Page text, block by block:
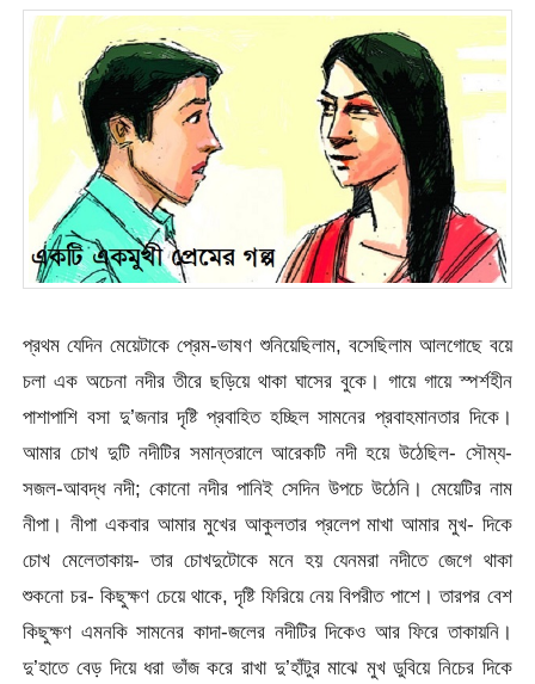
প্রথম যেদিন মেয়েটাকে প্রেম-ভাষণ শুনিয়েছিলাম, বসেছিলাম আলগোছে বয়ে
চলা এক অচেনা নদীর তীরে ছড়িয়ে থাকা ঘাসের বুকে। গায়ে গায়ে স্পর্শহীন
পাশাপাশি বসা দু’জনার দৃষ্টি প্রবাহিত হচ্ছিল সামনের প্রবাহমানতার দিকে।
আমার চোখ দুটি নদীটির সমান্তরালে আরেকটি নদী হয়ে উঠেছিল- সৌম্য-
সজল-আবদ্ধ নদী; কোনো নদীর পানিই সেদিন উপচে উঠেনি। মেয়েটির নাম
নীপা। নীপা একবার আমার মুখের আকুলতার প্রলেপ মাখা আমার মুখ- দিকে
চোখ মেলেতাকায়- তার চোখদুটোকে মনে হয় যেনমরা নদীতে জেগে থাকা
শুকনো চর- কিছুক্ষণ চেয়ে থাকে, দৃষ্টি ফিরিয়ে নেয় বিপরীত পাশে। তারপর বেশ
কিছুক্ষণ এমনকি সামনের কাদা-জলের নদীটির দিকেও আর ফিরে তাকায়নি।
দু’হাতে বেড় দিয়ে ধরা ভাঁজ করে রাখা দু’হাঁটুর মাঝে মুখ ডুবিয়ে নিচের দিকে